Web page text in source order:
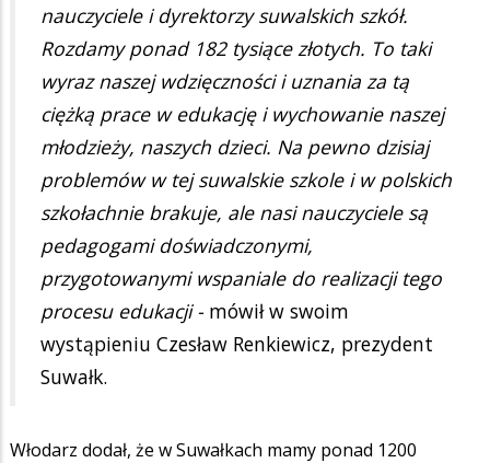
nauczyciele i dyrektorzy suwalskich szkół.
Rozdamy ponad 182 tysiące złotych. To taki
wyraz naszej wdzięczności i uznania za tą
ciężką prace w edukację i wychowanie naszej
młodzieży, naszych dzieci. Na pewno dzisiaj
problemów w tej suwalskie szkole i w polskich
szkołachnie brakuje, ale nasi nauczyciele są
pedagogami doświadczonymi,
przygotowanymi wspaniale do realizacji tego
procesu edukacji - mówił w swoim
wystąpieniu Czesław Renkiewicz, prezydent
Suwałk.
Włodarz dodał, że w Suwałkach mamy ponad 1200